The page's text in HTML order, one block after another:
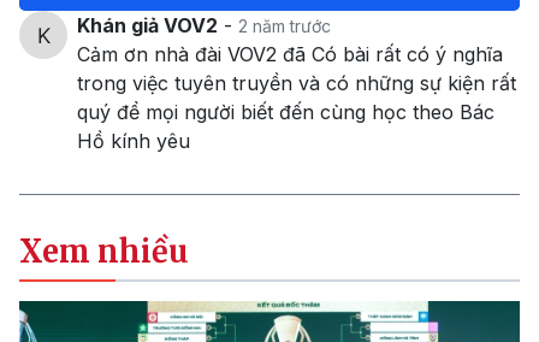
Khán giả VOV2 - 2 năm trước
Cảm ơn nhà đài VOV2 đã Có bài rất có ý nghĩa
trong việc tuyên truyền và có những sự kiện rất
quý để mọi người biết đến cùng học theo Bác
Hồ kính yêu
Xem nhiều